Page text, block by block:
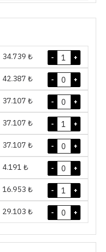
34.739 ₺ +
-
42.387 ₺ +
-
37.107 ₺ +
-
37.107 ₺ +
-
37.107 ₺ +
-
4.191 ₺ +
-
16.953 ₺ +
-
29.103 ₺ +
-